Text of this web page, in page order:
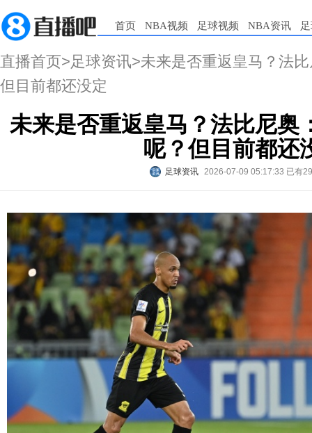
首页 NBA视频 足球视频 NBA资讯
直播首页>足球资讯>未来是否重返皇马？法
但目前都还没定
未来是否重返皇马？法比尼奥
呢？但目前都还
足球资讯 2026-07-09 05:17:33 已有